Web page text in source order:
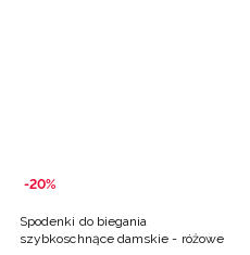
-20%
Spodenki do biegania
szybkoschnące damskie - różowe